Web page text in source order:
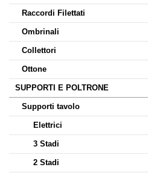
Raccordi Filettati
Ombrinali
Collettori
Ottone
SUPPORTI E POLTRONE
Supporti tavolo
Elettrici
3 Stadi
2 Stadi